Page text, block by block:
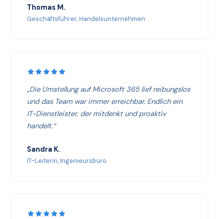
Thomas M.
Geschäftsführer, Handelsunternehmen
„Die Umstellung auf Microsoft 365 lief reibungslos
und das Team war immer erreichbar. Endlich ein
IT-Dienstleister, der mitdenkt und proaktiv
handelt.“
Sandra K.
IT-Leiterin, Ingenieursbüro